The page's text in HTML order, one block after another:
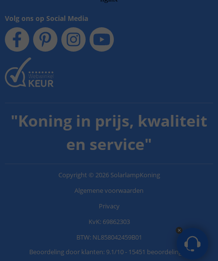
Volg ons op Social Media
"Koning in prijs, kwaliteit
en service"
Copyright © 2026 SolarlampKoning
Algemene voorwaarden
Privacy
KvK: 69862303
BTW: NL858042459B01
Beoordeling door klanten: 9.1/10- 15451 beoordelingen